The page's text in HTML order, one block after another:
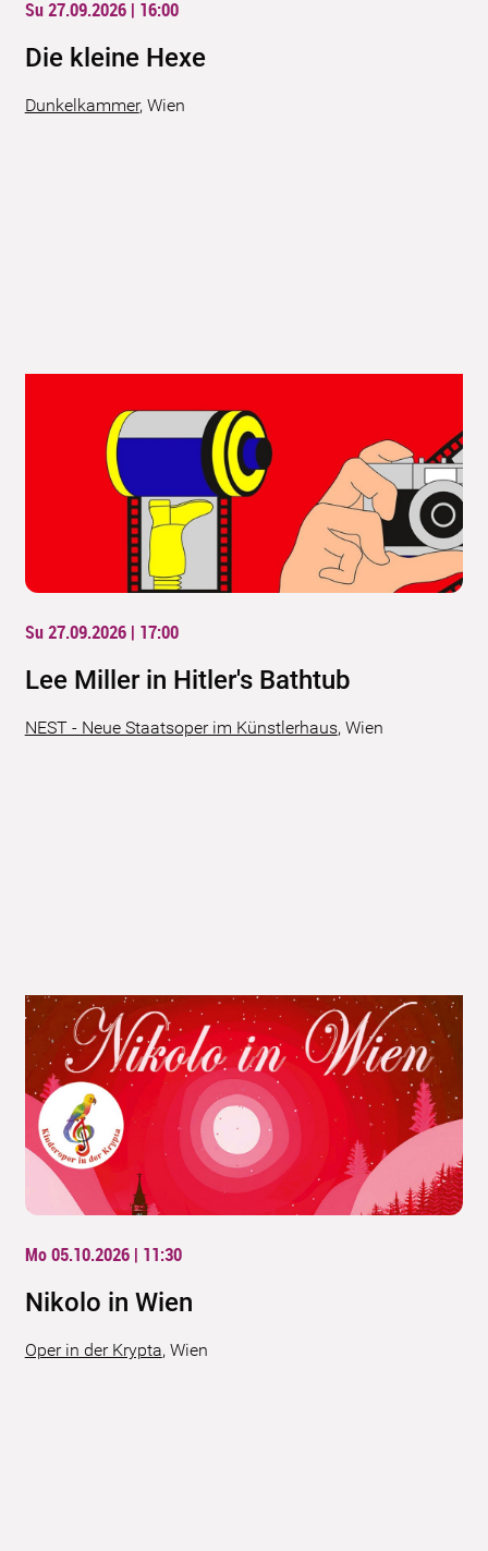
Su 27.09.2026 | 16:00
Die kleine Hexe
Dunkelkammer, Wien
Su 27.09.2026 | 17:00
Lee Miller in Hitler's Bathtub
NEST - Neue Staatsoper im Künstlerhaus, Wien
Mo 05.10.2026 | 11:30
Nikolo in Wien
Oper in der Krypta, Wien